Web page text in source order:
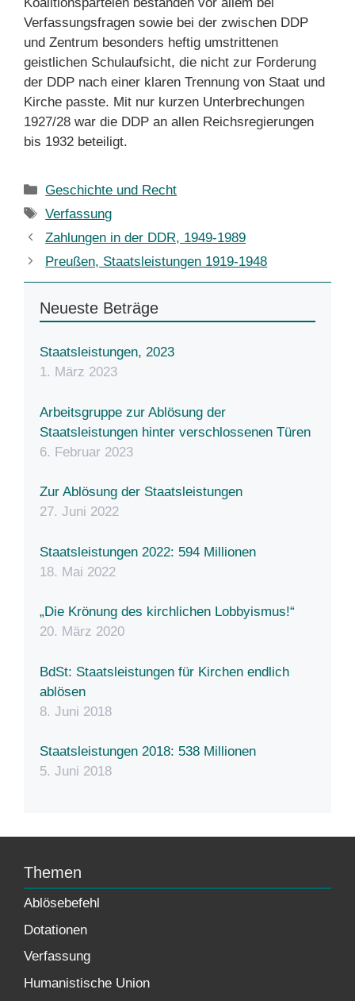
Verfassungsfragen sowie bei der zwischen DDP
und Zentrum besonders heftig umstrittenen
geistlichen Schulaufsicht, die nicht zur Forderung
der DDP nach einer klaren Trennung von Staat und
Kirche passte. Mit nur kurzen Unterbrechungen
1927/28 war die DDP an allen Reichsregierungen
bis 1932 beteiligt.
Kategorien
Geschichte und Recht
Schlagwörter
Verfassung
Zahlungen in der DDR, 1949-1989
Preußen, Staatsleistungen 1919-1948
Neueste Beträge
Staatsleistungen, 2023
1. März 2023
Arbeitsgruppe zur Ablösung der
Staatsleistungen hinter verschlossenen Türen
6. Februar 2023
Zur Ablösung der Staatsleistungen
27. Juni 2022
Staatsleistungen 2022: 594 Millionen
18. Mai 2022
„Die Krönung des kirchlichen Lobbyismus!“
20. März 2020
BdSt: Staatsleistungen für Kirchen endlich
ablösen
8. Juni 2018
Staatsleistungen 2018: 538 Millionen
5. Juni 2018
Themen
Ablösebefehl
Dotationen
Verfassung
Humanistische Union